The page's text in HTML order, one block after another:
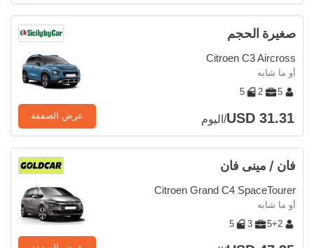
صغيرة الحجم
Citroen C3 Aircross
أو ما شابه
5
2
5
USD 31.31/اليوم عرض الصفقة
فان / مينى فان
Citroen Grand C4 SpaceTourer
أو ما شابه
5+2
3
5